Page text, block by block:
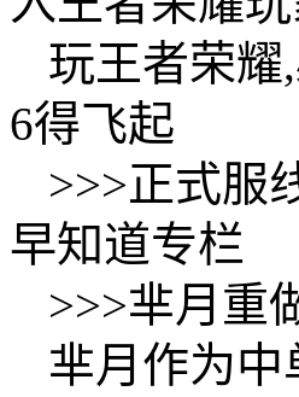
玩王者荣耀
6得飞起
>>>正式服
早知道专栏
>>>芈月重
芈月作为